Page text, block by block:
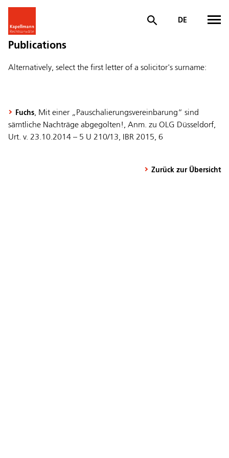
DE
Publications
Alternatively, select the first letter of a solicitor's surname:
Fuchs, Mit einer „Pauschalierungsvereinbarung“ sind
sämtliche Nachträge abgegolten!, Anm. zu OLG Düsseldorf,
Urt. v. 23.10.2014 – 5 U 210/13, IBR 2015, 6
Zurück zur Übersicht